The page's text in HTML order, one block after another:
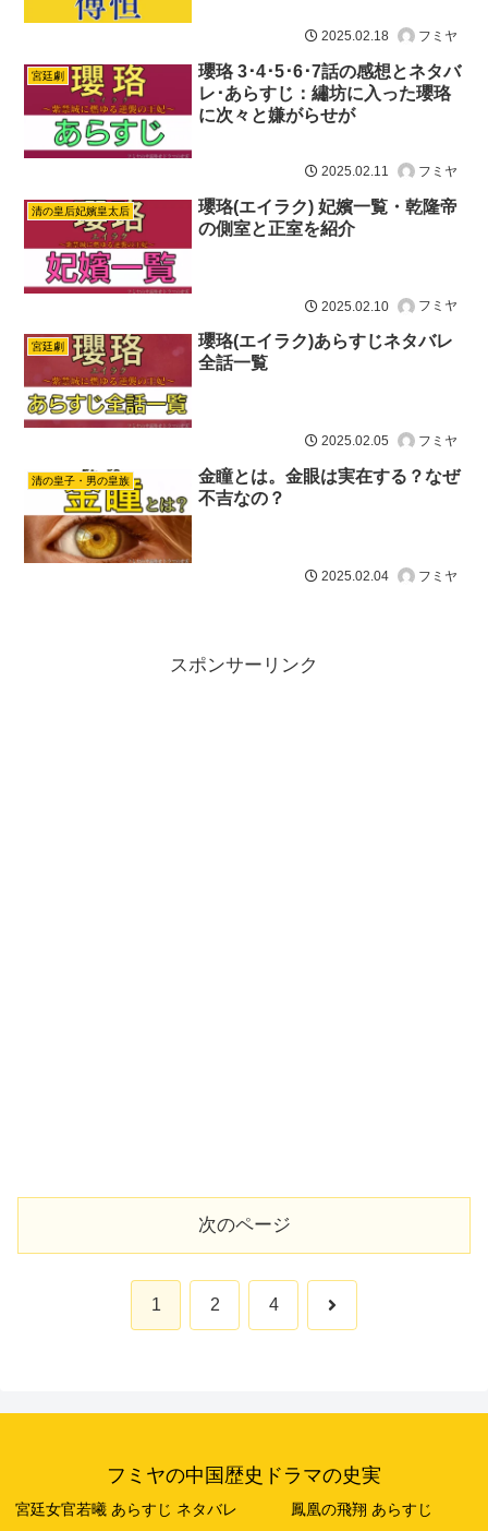
2025.02.18 フミヤ
宮廷劇
瓔珞 3･4･5･6･7話の感想とネタバ
レ･あらすじ：繡坊に入った瓔珞
に次々と嫌がらせが
2025.02.11 フミヤ
清の皇后妃嬪皇太后
瓔珞(エイラク) 妃嬪一覧・乾隆帝
の側室と正室を紹介
2025.02.10 フミヤ
宮廷劇
瓔珞(エイラク)あらすじネタバレ
全話一覧
2025.02.05 フミヤ
清の皇子・男の皇族
金瞳とは。金眼は実在する？なぜ
不吉なの？
2025.02.04 フミヤ
スポンサーリンク
次のページ
1 2 4 次
フミヤの中国歴史ドラマの史実
宮廷女官若曦 あらすじ ネタバレ 鳳凰の飛翔 あらすじ